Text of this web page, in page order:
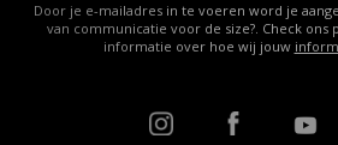
Door je e-mailadres in te voeren word je
van communicatie voor de size?. Check
informatie over hoe wij jouw